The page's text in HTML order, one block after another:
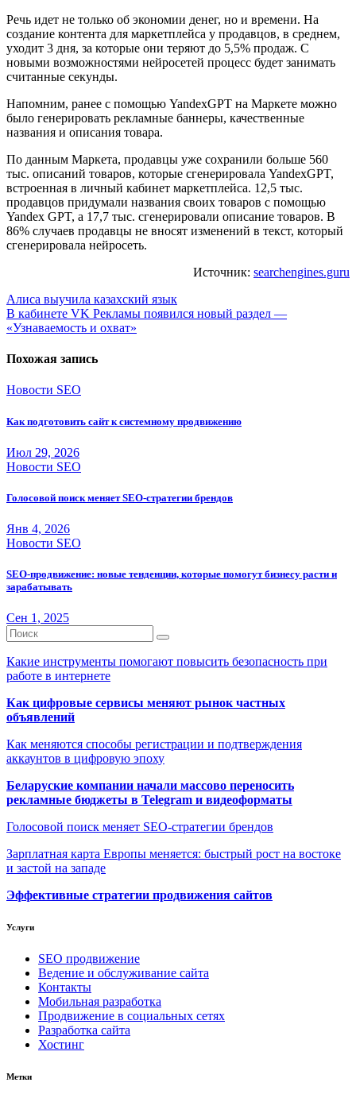
Речь идет не только об экономии денег, но и времени. На
создание контента для маркетплейса у продавцов, в среднем,
уходит 3 дня, за которые они теряют до 5,5% продаж. С
новыми возможностями нейросетей процесс будет занимать
считанные секунды.
Напомним, ранее с помощью YandexGPT на Маркете можно
было генерировать рекламные баннеры, качественные
названия и описания товара.
По данным Маркета, продавцы уже сохранили больше 560
тыс. описаний товаров, которые сгенерировала YandexGPT,
встроенная в личный кабинет маркетплейса. 12,5 тыс.
продавцов придумали названия своих товаров с помощью
Yandex GPT, а 17,7 тыс. сгенерировали описание товаров. В
86% случаев продавцы не вносят изменений в текст, который
сгенерировала нейросеть.
Источник: searchengines.guru
Навигация
по
Алиса выучила казахский язык
В кабинете VK Рекламы появился новый раздел —
«Узнаваемость и охват»
Похожая запись
Новости SEO
Как подготовить сайт к системному продвижению
Июл 29, 2026
Новости SEO
Голосовой поиск меняет SEO-стратегии брендов
Янв 4, 2026
Новости SEO
SEO-продвижение: новые тенденции, которые помогут бизнесу расти и
зарабатывать
Сен 1, 2025
Какие инструменты помогают повысить безопасность при
работе в интернете
Как цифровые сервисы меняют рынок частных
объявлений
Как меняются способы регистрации и подтверждения
аккаунтов в цифровую эпоху
Беларуские компании начали массово переносить
рекламные бюджеты в Telegram и видеоформаты
Голосовой поиск меняет SEO-стратегии брендов
Зарплатная карта Европы меняется: быстрый рост на востоке
и застой на западе
Эффективные стратегии продвижения сайтов
Услуги
SEO продвижение
Ведение и обслуживание сайта
Контакты
Мобильная разработка
Продвижение в социальных сетях
Разработка сайта
Хостинг
Метки